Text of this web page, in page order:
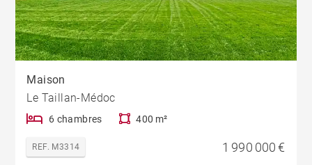
Maison
Le Taillan-Médoc
6 chambres 400 m²
REF. M3314 1 990 000 €